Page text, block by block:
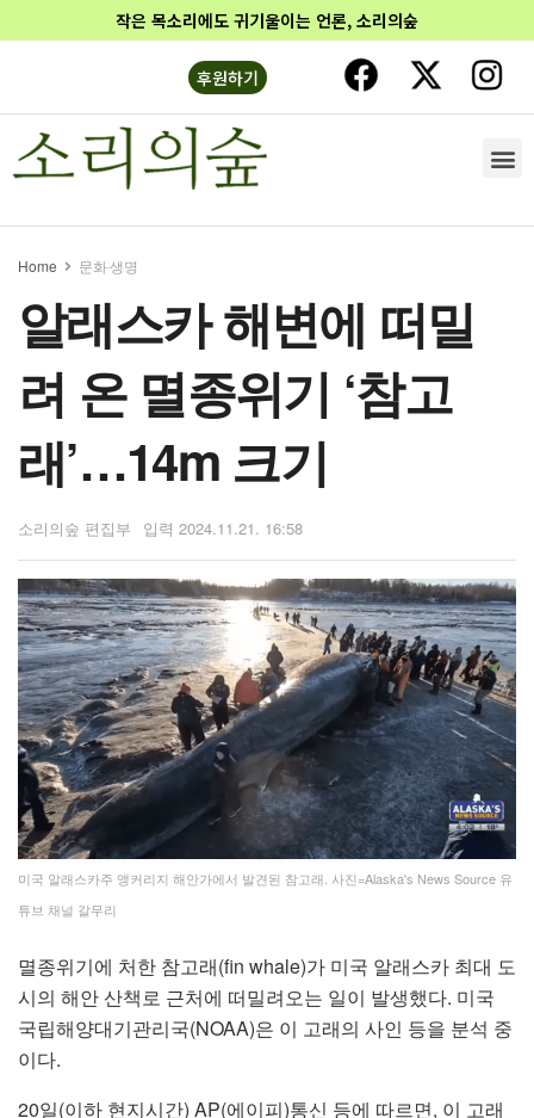
작은 목소리에도 귀기울이는 언론, 소리의숲
후원하기
Home 문화‧생명
알래스카 해변에 떠밀
려 온 멸종위기 ‘참고
래’…14m 크기
소리의숲 편집부 2024.11.21. 16:58
미국 알래스카주 앵커리지 해안가에서 발견된 참고래. 사진=Alaska's News Source 유
튜브 채널 갈무리
멸종위기에 처한 참고래(fin whale)가 미국 알래스카 최대 도
시의 해안 산책로 근처에 떠밀려오는 일이 발생했다. 미국
국립해양대기관리국(NOAA)은 이 고래의 사인 등을 분석 중
이다.
20일(이하 현지시간) AP(에이피)통신 등에 따르면, 이 고래